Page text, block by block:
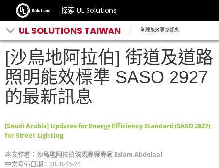
探索 UL Solutions
UL SOLUTIONS TAIWAN 全球能效更新訊息
[沙烏地阿拉伯] 街道及道路
照明能效標準 SASO 2927
的最新訊息
[Saudi Arabia] Updates for Energy Efficiency Standard (SASO 2927)
for Street Lighting
本文作者：沙烏地阿拉伯法規專案專家 Eslam Abdelaal
中文發佈日期： 2020-06-24